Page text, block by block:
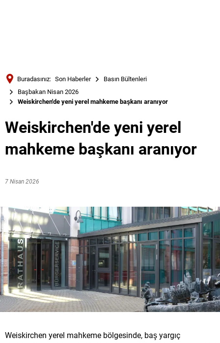
Български
Русский
Buradasınız: Son Haberler
Basın Bültenleri
Başbakan Nisan 2026
Weiskirchen'de yeni yerel mahkeme başkanı aranıyor
Weiskirchen'de yeni yerel
mahkeme başkanı aranıyor
7 Nisan 2026
Weiskirchen yerel mahkeme bölgesinde, baş yargıç